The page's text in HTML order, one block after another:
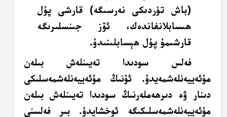
(باش تۈردىكى نەرسىگە) قارشى پۇل
ھىسابلانغاندەك، ئۆز جىنسلىرىگە
قارشىمۇ پۇل ھېسابلىنىدۇ.
فەلس سودىدا تەيىنلەش بىلەن
مۇئەييەنلەشمەيدۇ. ئۇنىڭ مۇئەييەنلەشمەسلىكى
دىنار ۋە دىرھەملەرنىڭ سودىدا تەيىنلەش بىلەن
مۇئەييەنلەشمەسلىكىگە ئوخشايدۇ. بىر فەلسنى